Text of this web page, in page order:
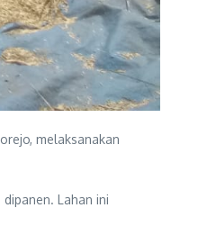
melaksanakan
Lahan ini